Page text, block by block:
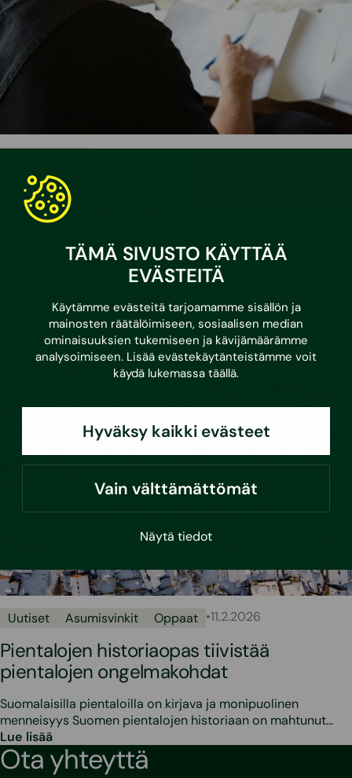
TÄMÄ SIVUSTO KÄYTTÄÄ
EVÄSTEITÄ
Käytämme evästeitä tarjoamamme sisällön ja
mainosten räätälöimiseen, sosiaalisen median
ominaisuuksien tukemiseen ja kävijämäärämme
analysoimiseen. Lisää evästekäytänteistämme voit
käydä lukemassa täällä.
Hyväksy kaikki evästeet
Vain välttämättömät
Näytä tiedot
Kunnossapitotarveselvitys ja usein
kysytyt kysymykset
Mikä on kunnossapitotarveselvitys?
Kunnossapitotarveselvityksellä tarkoitetaan listausta
rakennusten ja kiinteistöjen kunnossapito- ja
Uutiset Asumisvinkit Oppaat •11.2.2026
Pientalojen historiaopas tiivistää
pientalojen ongelmakohdat
Suomalaisilla pientaloilla on kirjava ja monipuolinen
menneisyys Suomen pientalojen historiaan on mahtunut…
Lue lisää
Ota yhteyttä